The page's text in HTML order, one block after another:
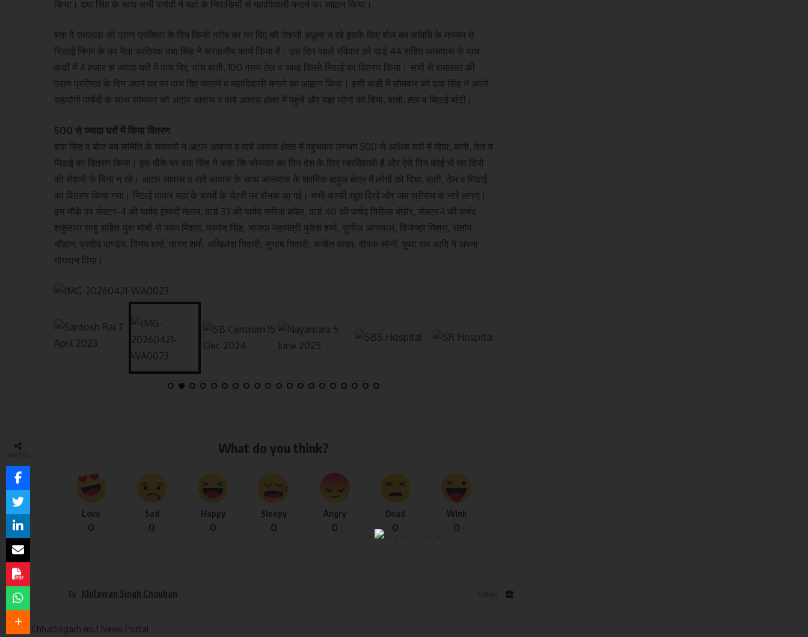
किया। दया सिंह के साथ सभी पार्षदों ने यहां के निवासियों से महादिवाली मनाने का आह्वान किया।
बता दें रामलला की प्राण प्रतिष्ठा के दिन किसी गरीब का घर दिए की रोशनी अछूता न रहे इसके लिए बोल बम समिति के माध्यम से
भिलाई निगम के उप नेता प्रतिपक्ष दया सिंह ने सराहनीय कार्य किया है। एक दिन पहले रविवार को वार्ड 44 सहित आसपास के पांच
वार्डों में 4 हजार से ज्यादा घरों में पांच दिए, पांच बाती, 100 ग्राम तेल व आधा किलो मिठाई का वितरण किया। सभी से रामलला की
प्राण प्रतिष्ठा के दिन अपने घर पर पांच दिए जलाने व महादिवाली मनाने का आह्वान किया। इसी कड़ी में सोमवार को दया सिंह ने अपने
सहयोगी पार्षदों के साथ सोमवार को अटल आवास व वांबे आवास क्षेत्र में पहुंचे और यहां लोगों को दिया, बाती, तेल व मिठाई बांटी।
500 से ज्यादा घरों में किया वितरण
दया सिंह व बोल बम समिति के सदस्यों ने अटल आवास व वांबे आवास क्षेत्र में पहुंचकर लगभग 500 से अधिक घरों में दिया, बाती, तेल व
मिठाई का वितरण किया। इस मौके पर दया सिंह ने कहा कि सोमवार का दिन देश के लिए महादिवाली है और ऐसे दिन कोई भी घर दियो
की रोशनी के बिना न रहे। अटल आवास व वांबे आवास के साथ आसपास के श्रमिक बाहुल क्षेत्र में लोगों को दिया, बाती, तेल व मिठाई
का वितरण किया गया। मिठाई पाकर यहां के बच्चों के चेहरों पर रौनक आ गई। सभी काफी खुश दिखे और जय श्रीराम के नारे लगाए।
इस मौके पर सेक्टर-4 की पार्षद ईश्वरी नेताम, वार्ड 33 की पार्षद सरीता बघेल, वार्ड 40 की पार्षद गिरीजा बंछोर, सेक्टर-1 की पार्षद
शकुंतला साहू सहित युवा मोर्चा से पवन मिश्रा, प्रमोद सिंह, भाजपा महामंत्री मुकेश शर्मा, सुनील अग्रवाल, विजेन्द्र मिश्रा, संतोष
चौहान, प्रदीप पाण्डेय, विनय शर्मा, तारण शर्मा, अखिलेश तिवारी, सुभाष तिवारी, अजीत यादव, दीपक सोनी, पुष्पा राव आदि ने अपना
योगदान दिया।
What do you think?
Love
0
Sad
0
Happy
0
Sleepy
0
Angry
0
Dead
0
Wink
0
By Khilawan Singh Chouhan
Chhattisgarh no.1 News Portal